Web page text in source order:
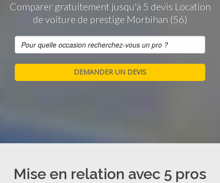
Comparer gratuitement jusqu'à 5 devis Location
de voiture de prestige Morbihan (56)
Mise en relation avec 5 pros